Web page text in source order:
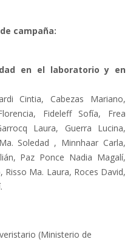
campaña:
en el laboratorio y en
Cintia, Cabezas Mariano,
Fideleff Sofía, Frea
Laura, Guerra Lucina,
Soledad , Minnhaar Carla,
Paz Ponce Nadia Magalí,
Ma. Laura, Roces David,
(Ministerio de